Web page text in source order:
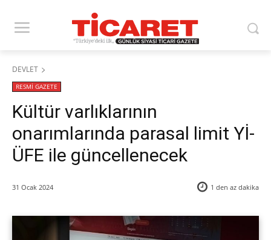
DEVLET
RESMİ GAZETE
Kültür varlıklarının
onarımlarında parasal limit Yİ-
ÜFE ile güncellenecek
31 Ocak 2024 1 den az dakika